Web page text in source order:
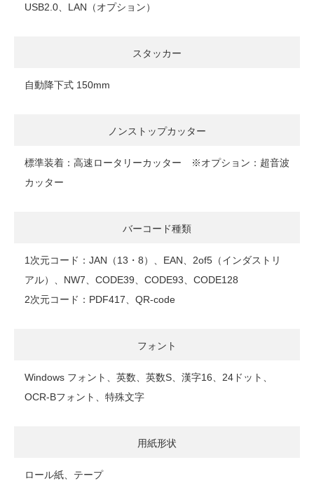
USB2.0、LAN（オプション）
スタッカー
自動降下式 150mm
ノンストップカッター
標準装着：高速ロータリーカッター ※オプション：超音波
カッター
バーコード種類
1次元コード：JAN（13・8）、EAN、2of5（インダストリ
アル）、NW7、CODE39、CODE93、CODE128
2次元コード：PDF417、QR-code
フォント
Windows フォント、英数、英数S、漢字16、24ドット、
OCR-Bフォント、特殊文字
用紙形状
ロール紙、テープ